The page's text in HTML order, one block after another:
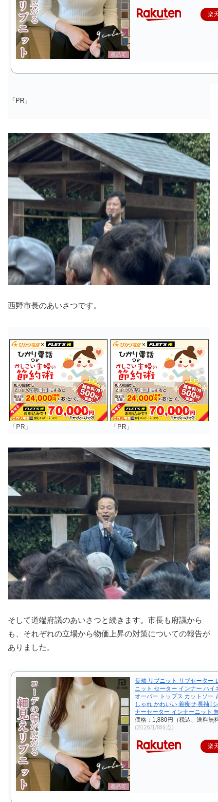
楽
「PR」
西野市長のあいさつです。
「PR」 「PR」
そして道端府議のあいさつと続きます。市長も府議から
も、それぞれの立場から物価上昇の対策についての報告が
ありました。
長袖 リブニット リブセーター
ニット セーター インナー ハイ
オーバー トップス カットソー
しゃれ かわいい 着痩せ 長袖T
ナーセーター インナーニット
価格：1,880円（税込、送料無
(2026/1/8時点)
楽